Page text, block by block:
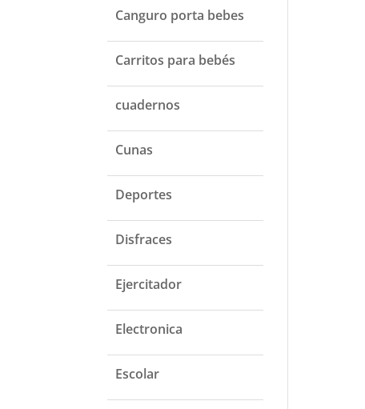
Canguro porta bebes
Carritos para bebés
cuadernos
Cunas
Deportes
Disfraces
Ejercitador
Electronica
Escolar